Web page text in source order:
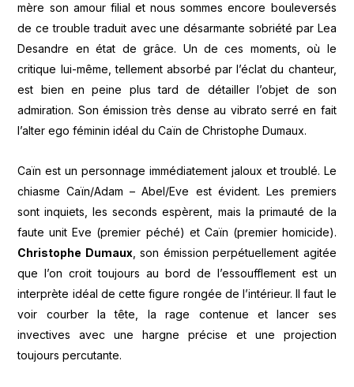
mère son amour filial et nous sommes encore bouleversés
de ce trouble traduit avec une désarmante sobriété par Lea
Desandre en état de grâce. Un de ces moments, où le
critique lui-même, tellement absorbé par l’éclat du chanteur,
est bien en peine plus tard de détailler l’objet de son
admiration. Son émission très dense au vibrato serré en fait
l’alter ego féminin idéal du Caïn de Christophe Dumaux.
Caïn est un personnage immédiatement jaloux et troublé. Le
chiasme Caïn/Adam – Abel/Eve est évident. Les premiers
sont inquiets, les seconds espèrent, mais la primauté de la
faute unit Eve (premier péché) et Caïn (premier homicide).
Christophe Dumaux, son émission perpétuellement agitée
que l’on croit toujours au bord de l’essoufflement est un
interprète idéal de cette figure rongée de l’intérieur. Il faut le
voir courber la tête, la rage contenue et lancer ses
invectives avec une hargne précise et une projection
toujours percutante.